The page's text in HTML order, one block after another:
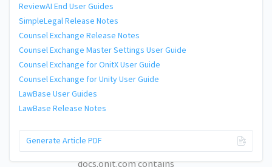
ReviewAI End User Guides
SimpleLegal Release Notes
Counsel Exchange Release Notes
Counsel Exchange Master Settings User Guide
Counsel Exchange for OnitX User Guide
Counsel Exchange for Unity User Guide
LawBase User Guides
LawBase Release Notes
Generate Article PDF
docs.onit.com contains